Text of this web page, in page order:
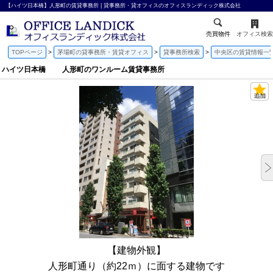
【ハイツ日本橋】人形町の賃貸事務所 | 貸事務所・貸オフィスのオフィスランディック株式会社
売買物件 オフィス検索
TOPページ 茅場町の貸事務所・賃貸オフィス 貸事務所検索 中央区の賃貸情報一
ハイツ日本橋 人形町のワンルーム賃貸事務所
【建物外観】
人形町通り（約22ｍ）に面する建物です